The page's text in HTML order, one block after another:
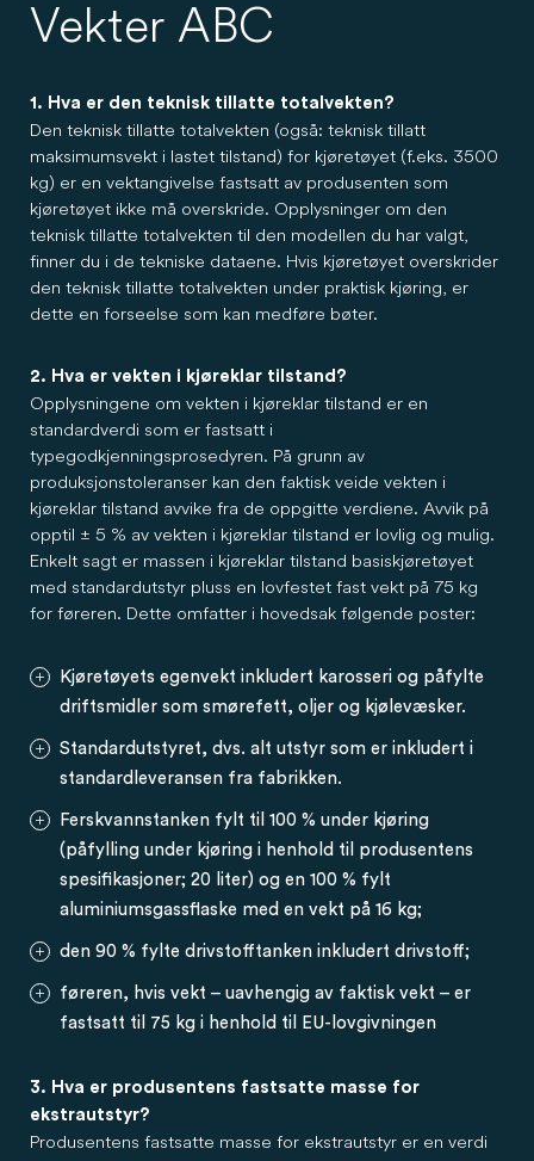
Vekter ABC
1. Hva er den teknisk tillatte totalvekten?
Den teknisk tillatte totalvekten (også: teknisk tillatt
maksimumsvekt i lastet tilstand) for kjøretøyet (f.eks. 3500
kg) er en vektangivelse fastsatt av produsenten som
kjøretøyet ikke må overskride. Opplysninger om den
teknisk tillatte totalvekten til den modellen du har valgt,
finner du i de tekniske dataene. Hvis kjøretøyet overskrider
den teknisk tillatte totalvekten under praktisk kjøring, er
dette en forseelse som kan medføre bøter.
2. Hva er vekten i kjøreklar tilstand?
Opplysningene om vekten i kjøreklar tilstand er en
standardverdi som er fastsatt i
typegodkjenningsprosedyren. På grunn av
produksjonstoleranser kan den faktisk veide vekten i
kjøreklar tilstand avvike fra de oppgitte verdiene. Avvik på
opptil ± 5 % av vekten i kjøreklar tilstand er lovlig og mulig.
Enkelt sagt er massen i kjøreklar tilstand basiskjøretøyet
med standardutstyr pluss en lovfestet fast vekt på 75 kg
for føreren. Dette omfatter i hovedsak følgende poster:
Kjøretøyets egenvekt inkludert karosseri og påfylte
driftsmidler som smørefett, oljer og kjølevæsker.
Standardutstyret, dvs. alt utstyr som er inkludert i
standardleveransen fra fabrikken.
Ferskvannstanken fylt til 100 % under kjøring
(påfylling under kjøring i henhold til produsentens
spesifikasjoner; 20 liter) og en 100 % fylt
aluminiumsgassflaske med en vekt på 16 kg;
den 90 % fylte drivstofftanken inkludert drivstoff;
føreren, hvis vekt – uavhengig av faktisk vekt – er
fastsatt til 75 kg i henhold til EU-lovgivningen
3. Hva er produsentens fastsatte masse for
ekstrautstyr?
Produsentens fastsatte masse for ekstrautstyr er en verdi